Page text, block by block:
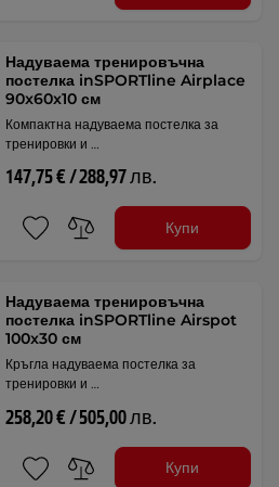
Надуваема тренировъчна
постелка inSPORTline Airplace
90x60x10 см
Компактна надуваема постелка за
тренировки и …
147,75 € / 288,97 лв.
Купи
Надуваема тренировъчна
постелка inSPORTline Airspot
100x30 см
Кръгла надуваема постелка за
тренировки и …
258,20 € / 505,00 лв.
Купи